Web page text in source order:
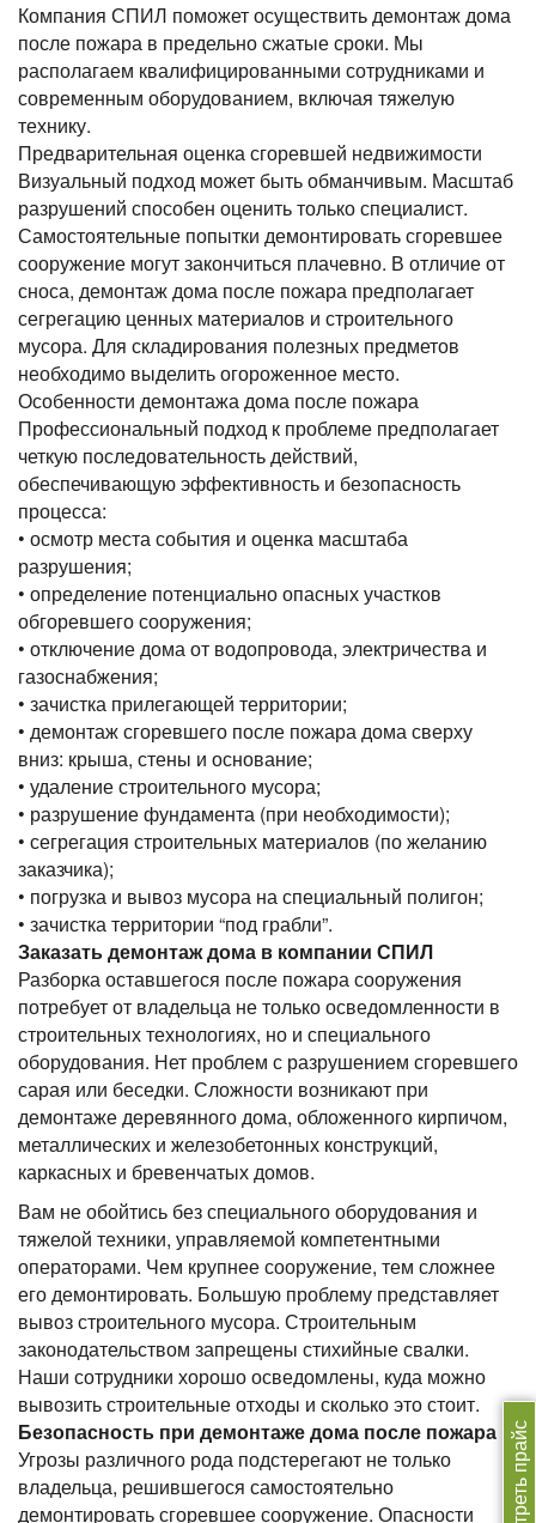
Смотреть прайс
Компания СПИЛ поможет осуществить демонтаж дома
после пожара в предельно сжатые сроки. Мы
располагаем квалифицированными сотрудниками и
современным оборудованием, включая тяжелую
технику.
Предварительная оценка сгоревшей недвижимости
Визуальный подход может быть обманчивым. Масштаб
разрушений способен оценить только специалист.
Самостоятельные попытки демонтировать сгоревшее
сооружение могут закончиться плачевно. В отличие от
сноса, демонтаж дома после пожара предполагает
сегрегацию ценных материалов и строительного
мусора. Для складирования полезных предметов
необходимо выделить огороженное место.
Особенности демонтажа дома после пожара
Профессиональный подход к проблеме предполагает
четкую последовательность действий,
обеспечивающую эффективность и безопасность
процесса:
• осмотр места события и оценка масштаба
разрушения;
• определение потенциально опасных участков
обгоревшего сооружения;
• отключение дома от водопровода, электричества и
газоснабжения;
• зачистка прилегающей территории;
• демонтаж сгоревшего после пожара дома сверху
вниз: крыша, стены и основание;
• удаление строительного мусора;
• разрушение фундамента (при необходимости);
• сегрегация строительных материалов (по желанию
заказчика);
• погрузка и вывоз мусора на специальный полигон;
• зачистка территории “под грабли”.
Заказать демонтаж дома в компании СПИЛ
Разборка оставшегося после пожара сооружения
потребует от владельца не только осведомленности в
строительных технологиях, но и специального
оборудования. Нет проблем с разрушением сгоревшего
сарая или беседки. Сложности возникают при
демонтаже деревянного дома, обложенного кирпичом,
металлических и железобетонных конструкций,
каркасных и бревенчатых домов.
Вам не обойтись без специального оборудования и
тяжелой техники, управляемой компетентными
операторами. Чем крупнее сооружение, тем сложнее
его демонтировать. Большую проблему представляет
вывоз строительного мусора. Строительным
законодательством запрещены стихийные свалки.
Наши сотрудники хорошо осведомлены, куда можно
вывозить строительные отходы и сколько это стоит.
Безопасность при демонтаже дома после пожара
Угрозы различного рода подстерегают не только
владельца, решившегося самостоятельно
демонтировать сгоревшее сооружение. Опасности